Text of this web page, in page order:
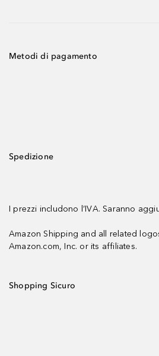
Metodi di pagamento
Spedizione
I prezzi includono l’IVA. Saranno
Amazon Shipping and all related
Amazon.com, Inc. or its affiliates.
Shopping Sicuro